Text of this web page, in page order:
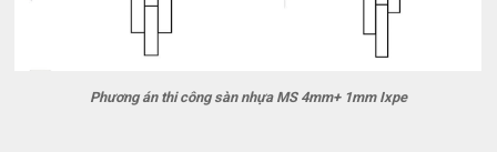
Phương án thi công sàn nhựa MS 4mm+ 1mm Ixpe